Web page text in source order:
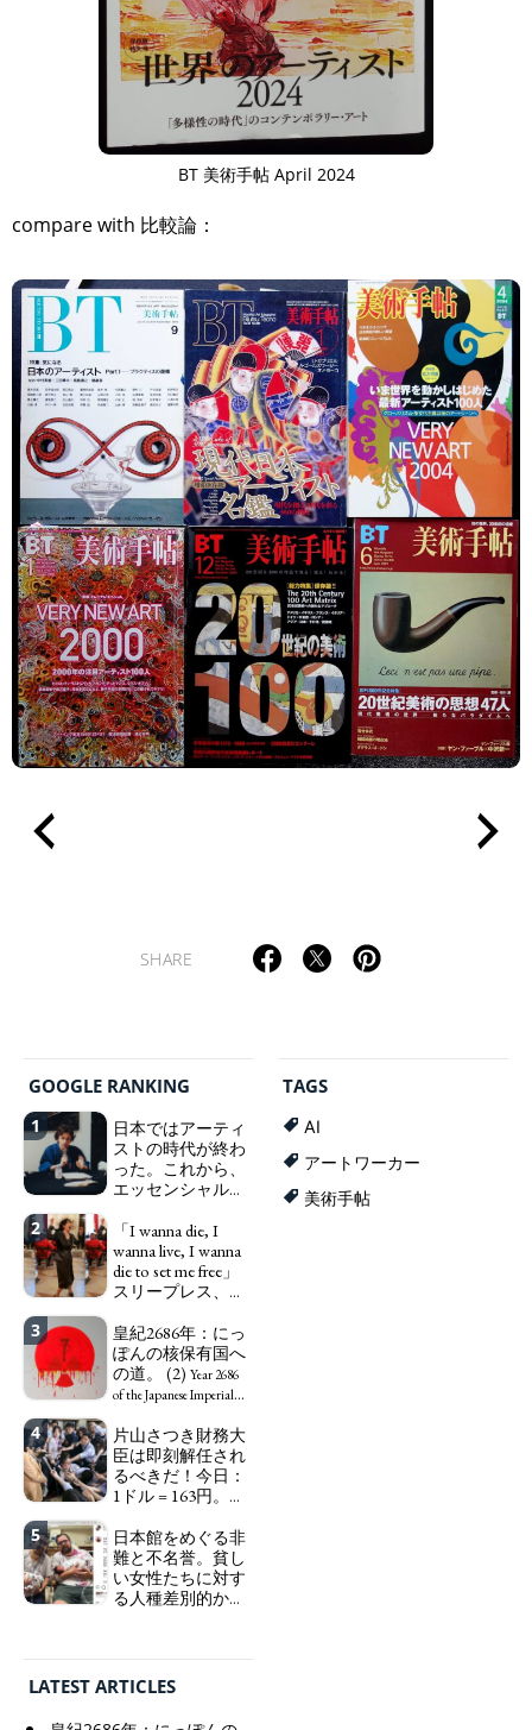
TAGS PEOPLE RANKING
ART WORLD CULTURAL ESSAYS POP CULTURE JP-SOCIETY
POLITICS REVIEWS ARTICLES
BT 美術手帖 April 2024
compare with 比較論：
SHARE
GOOGLE RANKING
1
日本ではアーティ
ストの時代が終わ
った。これから、
エッセンシャルワ
ワーカー、ソーシ
ャルワーカーと同
じ、アートワーカ
ーになる。We have
word "artist" into the
word "Art Worker"
(similar to "Essential
Worker", "Sex Worker" or
2
「I wanna die, I
wanna live, I wanna
die to set me free」
スリープレス、セ
で、自己憐憫に浸
る日本人女性サナ
エ：道標としての
破壊。"I wanna die, I
set me free" - Sanae, a
Japanese woman who is
sleepless, sexless, depressive
and wallowing in self-
guidepost.
3
皇紀2686年：にっ
ぽんの核保有国へ
の道。 (2) Year 2686
of the Japanese Imperial
Becoming a Nuclear
Power. (2)
4
片山さつき財務大
臣は即刻解任され
るべきだ！今日：
1ドル = 163円。に
自分の円を吸って
いる。高市早苗首
相「円安で外為特
会ホクホク」 為
should be fired
US$ = 163 Yen. The
5
日本館をめぐる非
難と不名誉。貧し
い女性たちに対す
る人種差別的かつ
化。戸籍制度の強
化。差別的な血統
思想の強化。
TAGS
AI
アートワーカー
美術手帖
LATEST ARTICLES